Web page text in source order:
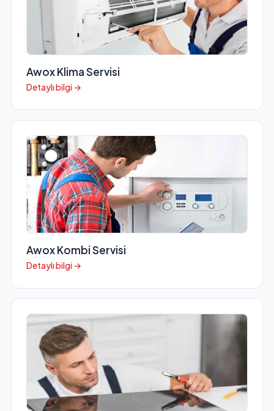
Awox Klima Servisi
Detaylı bilgi →
Awox Kombi Servisi
Detaylı bilgi →